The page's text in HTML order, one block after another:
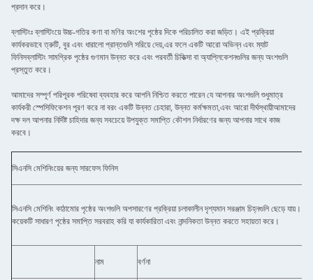
প্রদান করে।
ব্লাস্টিংঃ ব্লাস্টিংয়ে উচ্চ-গতির কণা বা মণির অংশের পৃষ্ঠের দিকে পরিচালিত করা জড়িত। এই প্রক্রিয়া
কার্যকরভাবে ত্রুটি, বুর এবং ধারালো প্রান্তগুলি সরিয়ে দেয়,এর ফলে একটি আরো অভিন্ন এবং ম্যাট
ফিনিসব্লাস্টিং সামগ্রিক পৃষ্ঠের গুণমান উন্নত করে এবং পরবর্তী চিকিত্সা বা অ্যাপ্লিকেশনগুলির জন্য অংশগুলি
প্রস্তুত করে।
আমাদের সম্পূর্ণ পরিপূরক পরিষেবা ব্যবহার করে আপনি নিশ্চিত করতে পারেন যে আপনার অংশগুলি শুধুমাত্র
কার্যকরী স্পেসিফিকেশন পূরণ করে না বরং একটি উন্নত চেহারা, উন্নত কর্মক্ষমতা,এবং আরো দীর্ঘস্থায়ীআমাদের
দক্ষ দল আপনার নির্দিষ্ট চাহিদার জন্য সবচেয়ে উপযুক্ত সমাপ্তি কৌশল নির্ধারণের জন্য আপনার সাথে কাজ
করবে।
সিএনসি মেশিনিংয়ের জন্য সারফেস ফিনিস
সিএনসি মেশিনিং কাঠামোর পৃষ্ঠের অংশগুলি অপসারণের প্রক্রিয়া চলাকালীন দৃশ্যমান সরঞ্জাম চিহ্নগুলি ছেড়ে যায়।
কয়েকটি সাধারণ পৃষ্ঠের সমাপ্তি সরবরাহ করি যা কার্যকারিতা এবং নান্দনিকতা উন্নত করতে সহায়তা করে।
নাম বর্ণনা